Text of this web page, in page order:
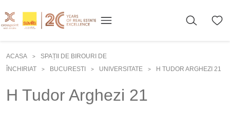
ACASA >
SPAȚII DE BIROURI DE
ÎNCHIRIAT
> BUCURESTI > UNIVERSITATE > H TUDOR ARGHEZI 21
H Tudor Arghezi 21